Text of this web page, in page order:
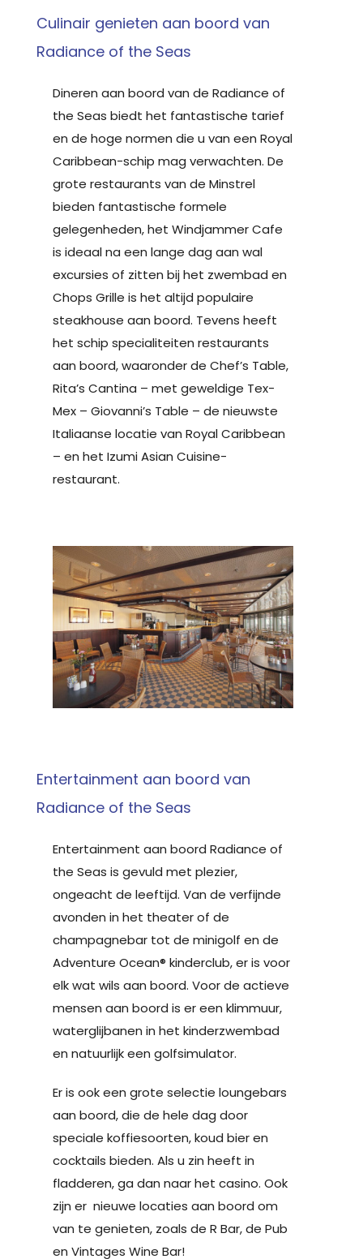
Culinair genieten aan boord van
Radiance of the Seas
Dineren aan boord van de Radiance of
the Seas biedt het fantastische tarief
en de hoge normen die u van een Royal
Caribbean-schip mag verwachten. De
grote restaurants van de Minstrel
bieden fantastische formele
gelegenheden, het Windjammer Cafe
is ideaal na een lange dag aan wal
excursies of zitten bij het zwembad en
Chops Grille is het altijd populaire
steakhouse aan boord. Tevens heeft
het schip specialiteiten restaurants
aan boord, waaronder de Chef’s Table,
Rita’s Cantina – met geweldige Tex-
Mex – Giovanni’s Table – de nieuwste
Italiaanse locatie van Royal Caribbean
– en het Izumi Asian Cuisine-
restaurant.
Entertainment aan boord van
Radiance of the Seas
Entertainment aan boord Radiance of
the Seas is gevuld met plezier,
ongeacht de leeftijd. Van de verfijnde
avonden in het theater of de
champagnebar tot de minigolf en de
Adventure Ocean® kinderclub, er is voor
elk wat wils aan boord. Voor de actieve
mensen aan boord is er een klimmuur,
waterglijbanen in het kinderzwembad
en natuurlijk een golfsimulator.
Er is ook een grote selectie loungebars
aan boord, die de hele dag door
speciale koffiesoorten, koud bier en
cocktails bieden. Als u zin heeft in
fladderen, ga dan naar het casino. Ook
zijn er nieuwe locaties aan boord om
van te genieten, zoals de R Bar, de Pub
en Vintages Wine Bar!